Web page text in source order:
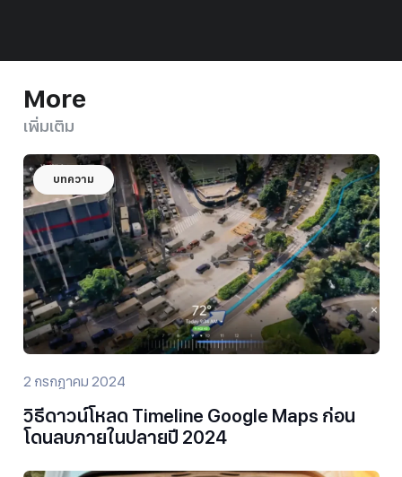
More
เพิ่มเติม
บทความ
2 กรกฎาคม 2024
วิธีดาวน์โหลด Timeline Google Maps ก่อน
โดนลบภายในปลายปี 2024